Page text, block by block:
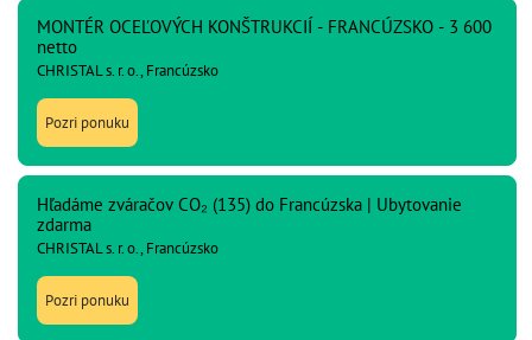
MONTÉR OCEĽOVÝCH KONŠTRUKCIÍ - FRANCÚZSKO - 3 600
netto
CHRISTAL s. r. o., Francúzsko
Pozri ponuku
Hľadáme zváračov CO₂ (135) do Francúzska | Ubytovanie
zdarma
CHRISTAL s. r. o., Francúzsko
Pozri ponuku